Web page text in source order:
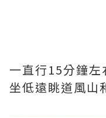
一直行15分鐘左
坐低遠眺道風山